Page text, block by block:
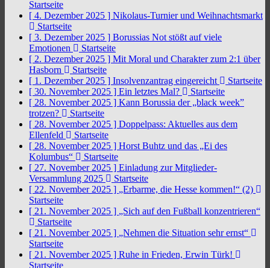
Startseite
[ 4. Dezember 2025 ] Nikolaus-Turnier und Weihnachtsmarkt
Startseite
[ 3. Dezember 2025 ] Borussias Not stößt auf viele
Emotionen
Startseite
[ 2. Dezember 2025 ] Mit Moral und Charakter zum 2:1 über
Hasborn
Startseite
[ 1. Dezember 2025 ] Insolvenzantrag eingereicht
Startseite
[ 30. November 2025 ] Ein letztes Mal?
Startseite
[ 28. November 2025 ] Kann Borussia der „black week”
trotzen?
Startseite
[ 28. November 2025 ] Doppelpass: Aktuelles aus dem
Ellenfeld
Startseite
[ 28. November 2025 ] Horst Buhtz und das „Ei des
Kolumbus“
Startseite
[ 27. November 2025 ] Einladung zur Mitglieder-
Versammlung 2025
Startseite
[ 22. November 2025 ] „Erbarme, die Hesse kommen!“ (2)
Startseite
[ 21. November 2025 ] „Sich auf den Fußball konzentrieren“
Startseite
[ 21. November 2025 ] „Nehmen die Situation sehr ernst“
Startseite
[ 21. November 2025 ] Ruhe in Frieden, Erwin Türk!
Startseite